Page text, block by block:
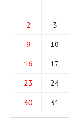
2
3
9
10
16
17
23
24
30
31